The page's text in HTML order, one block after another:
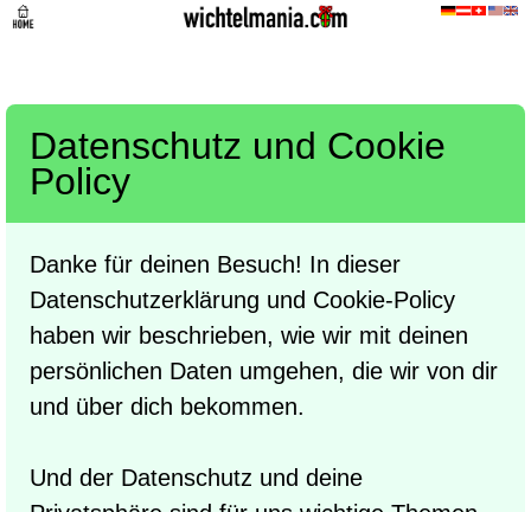
Datenschutz und Cookie
Policy
Danke für deinen Besuch! In dieser
Datenschutzerklärung und Cookie-Policy
haben wir beschrieben, wie wir mit deinen
persönlichen Daten umgehen, die wir von dir
und über dich bekommen.
Und der Datenschutz und deine